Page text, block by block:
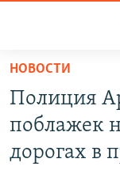
Перейти
основному
содержанию
НОВОСТИ
НОВОСТИ
Полиция
поблажек
дорогах в